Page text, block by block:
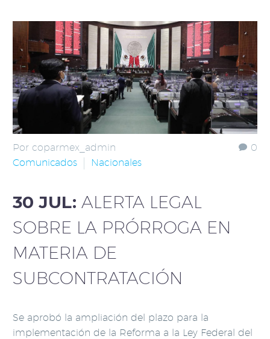
0
Por coparmex_admin
Comunicados
Nacionales
30 JUL: ALERTA LEGAL
SOBRE LA PRÓRROGA EN
MATERIA DE
SUBCONTRATACIÓN
Se aprobó la ampliación del plazo para la
implementación de la Reforma a la Ley Federal del